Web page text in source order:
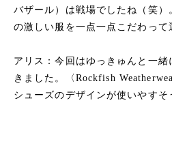
バザール）は戦場でしたね（笑
の激しい服を一点一点こだわって
アリス：今回はゆっきゅんと一
きました。〈Rockfish
シューズのデザインが使いやすそ